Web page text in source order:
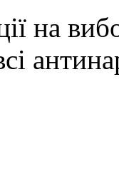
на